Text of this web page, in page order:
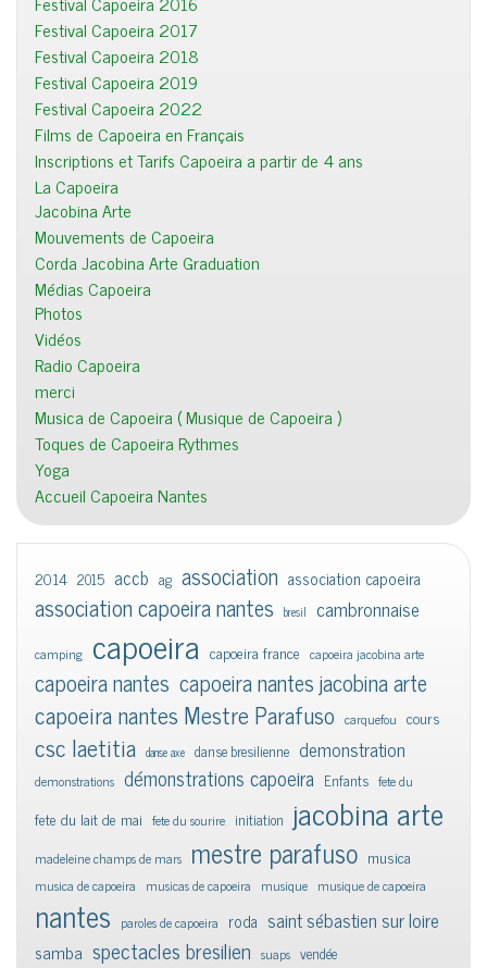
Festival Capoeira 2017
Festival Capoeira 2018
Festival Capoeira 2019
Festival Capoeira 2022
Films de Capoeira en Français
Inscriptions et Tarifs Capoeira a partir de 4 ans
La Capoeira
Jacobina Arte
Mouvements de Capoeira
Corda Jacobina Arte Graduation
Médias Capoeira
Photos
Vidéos
Radio Capoeira
merci
Musica de Capoeira ( Musique de Capoeira )
Toques de Capoeira Rythmes
Yoga
Accueil Capoeira Nantes
2014 2015 accb ag association association capoeira
association capoeira nantes bresil cambronnaise
camping capoeira capoeira france capoeira jacobina arte
capoeira nantes capoeira nantes jacobina arte
capoeira nantes Mestre Parafuso carquefou cours
csc laetitia danse axe danse bresilienne demonstration
demonstrations démonstrations capoeira Enfants fete du
fete du lait de mai fete du sourire initiation jacobina arte
madeleine champs de mars mestre parafuso musica
musica de capoeira musicas de capoeira musique musique de capoeira
nantes paroles de capoeira roda saint sébastien sur loire
samba spectacles bresilien suaps vendée